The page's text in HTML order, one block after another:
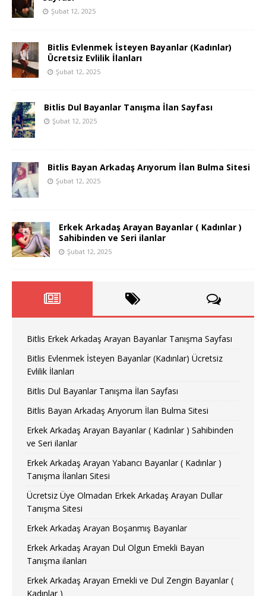
Şubat 12, 2025
Bitlis Evlenmek İsteyen Bayanlar (Kadınlar)
Ücretsiz Evlilik İlanları
Şubat 12, 2025
Bitlis Dul Bayanlar Tanışma İlan Sayfası
Şubat 12, 2025
Bitlis Bayan Arkadaş Arıyorum İlan Bulma Sitesi
Şubat 12, 2025
Erkek Arkadaş Arayan Bayanlar ( Kadınlar )
Sahibinden ve Seri ilanlar
Şubat 12, 2025
Bitlis Erkek Arkadaş Arayan Bayanlar Tanışma Sayfası
Bitlis Evlenmek İsteyen Bayanlar (Kadınlar) Ücretsiz
Evlilik İlanları
Bitlis Dul Bayanlar Tanışma İlan Sayfası
Bitlis Bayan Arkadaş Arıyorum İlan Bulma Sitesi
Erkek Arkadaş Arayan Bayanlar ( Kadınlar ) Sahibinden
ve Seri ilanlar
Erkek Arkadaş Arayan Yabancı Bayanlar ( Kadınlar )
Tanışma İlanları Sitesi
Ücretsiz Üye Olmadan Erkek Arkadaş Arayan Dullar
Tanışma Sitesi
Erkek Arkadaş Arayan Boşanmış Bayanlar
Erkek Arkadaş Arayan Dul Olgun Emekli Bayan
Tanışma ilanları
Erkek Arkadaş Arayan Emekli ve Dul Zengin Bayanlar (
Kadınlar )